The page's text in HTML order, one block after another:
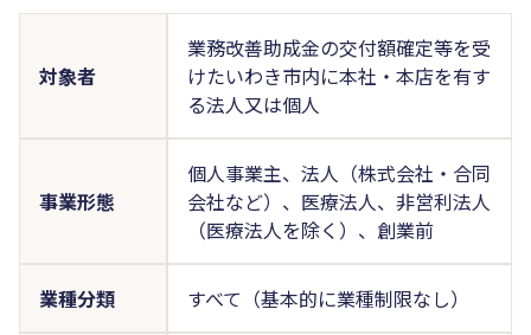
対象者
業務改善助成金の交付額確定等を受
けたいわき市内に本社・本店を有す
る法人又は個人
事業形態
個人事業主、法人（株式会社・合同
会社など）、医療法人、非営利法人
（医療法人を除く）、創業前
業種分類 すべて（基本的に業種制限なし）